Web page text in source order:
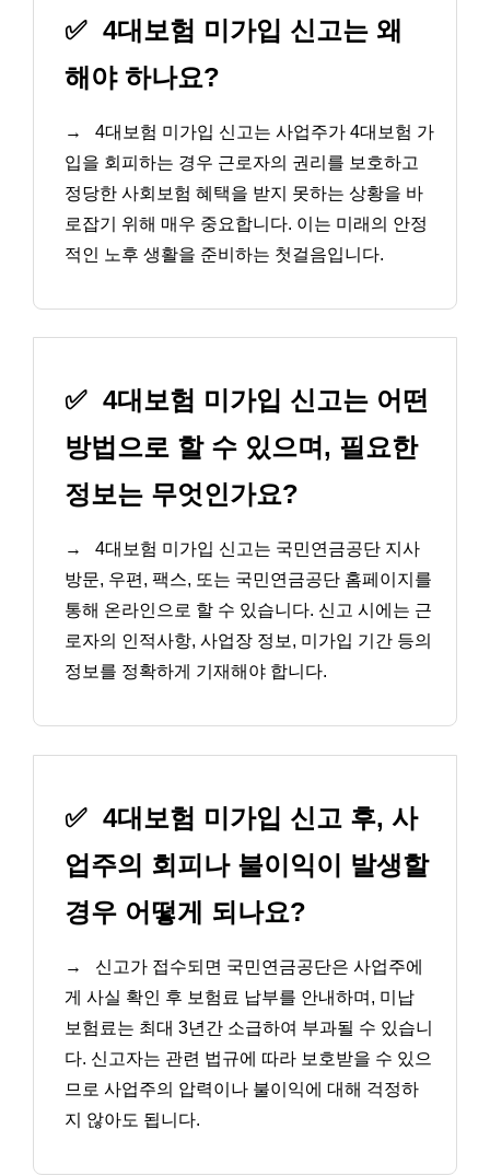
✅ 4대보험 미가입 신고는 왜
해야 하나요?
→
4대보험 미가입 신고는 사업주가 4대보험 가
입을 회피하는 경우 근로자의 권리를 보호하고
정당한 사회보험 혜택을 받지 못하는 상황을 바
로잡기 위해 매우 중요합니다. 이는 미래의 안정
적인 노후 생활을 준비하는 첫걸음입니다.
✅ 4대보험 미가입 신고는 어떤
방법으로 할 수 있으며, 필요한
정보는 무엇인가요?
→
4대보험 미가입 신고는 국민연금공단 지사
방문, 우편, 팩스, 또는 국민연금공단 홈페이지를
통해 온라인으로 할 수 있습니다. 신고 시에는 근
로자의 인적사항, 사업장 정보, 미가입 기간 등의
정보를 정확하게 기재해야 합니다.
✅ 4대보험 미가입 신고 후, 사
업주의 회피나 불이익이 발생할
경우 어떻게 되나요?
→
신고가 접수되면 국민연금공단은 사업주에
게 사실 확인 후 보험료 납부를 안내하며, 미납
보험료는 최대 3년간 소급하여 부과될 수 있습니
다. 신고자는 관련 법규에 따라 보호받을 수 있으
므로 사업주의 압력이나 불이익에 대해 걱정하
지 않아도 됩니다.